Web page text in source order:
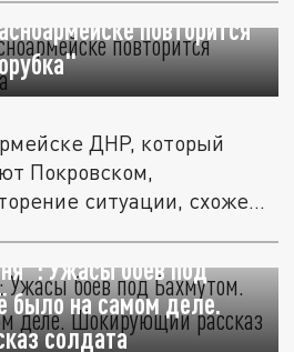
повторится
ДНР, который
Покровском,
ситуации, схожей
Ужасы боёв под
было на самом деле.
солдата